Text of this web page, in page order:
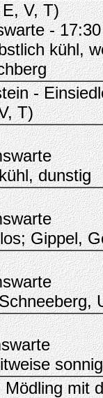
V, T)
-
kühl,
-
T)
dunstig
Gippel,
Mödling mit